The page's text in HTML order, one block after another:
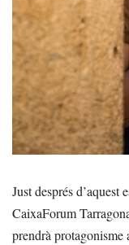
Just després d’aquest
CaixaForum
prendrà